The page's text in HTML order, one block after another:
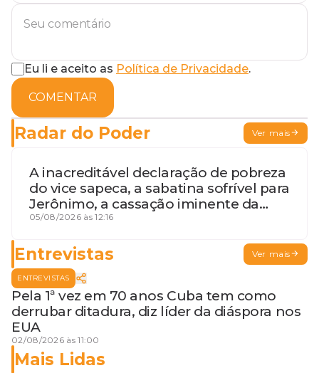
Eu li e aceito as Política de Privacidade.
COMENTAR
Radar do Poder Ver mais
A inacreditável declaração de pobreza
do vice sapeca, a sabatina sofrível para
Jerônimo, a cassação iminente da
desembargadora e a vaga do Quinto
05/08/2026 às 12:16
Entrevistas Ver mais
ENTREVISTAS
Pela 1ª vez em 70 anos Cuba tem como
derrubar ditadura, diz líder da diáspora nos
EUA
02/08/2026 às 11:00
Mais Lidas